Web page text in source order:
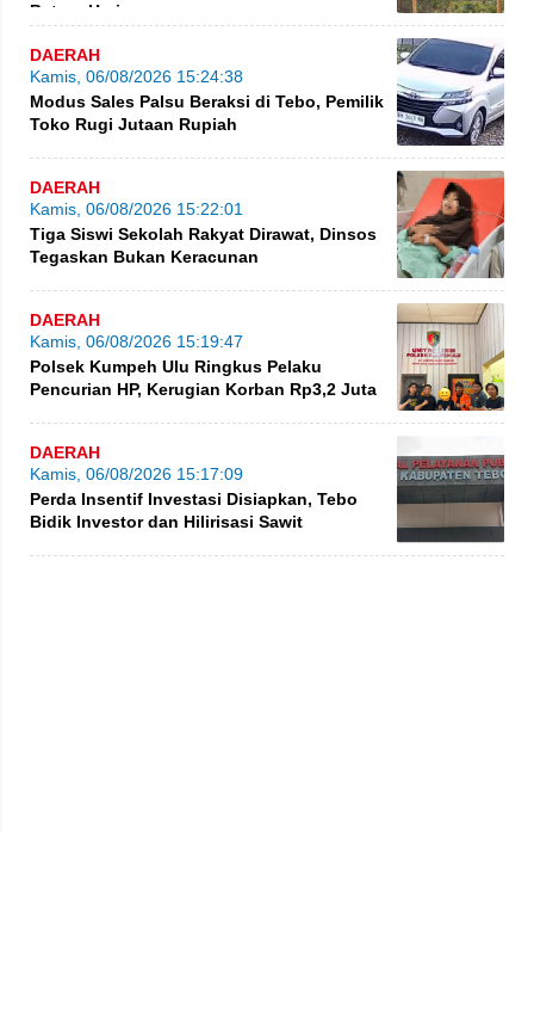
BatangHari
DAERAH
Kamis, 06/08/2026 15:24:38
Modus Sales Palsu Beraksi di Tebo, Pemilik
Toko Rugi Jutaan Rupiah
DAERAH
Kamis, 06/08/2026 15:22:01
Tiga Siswi Sekolah Rakyat Dirawat, Dinsos
Tegaskan Bukan Keracunan
DAERAH
Kamis, 06/08/2026 15:19:47
Polsek Kumpeh Ulu Ringkus Pelaku
Pencurian HP, Kerugian Korban Rp3,2 Juta
DAERAH
Kamis, 06/08/2026 15:17:09
Perda Insentif Investasi Disiapkan, Tebo
Bidik Investor dan Hilirisasi Sawit